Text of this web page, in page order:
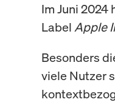
Im Juni 2024
LabelApple
Besonders
viele Nutzer